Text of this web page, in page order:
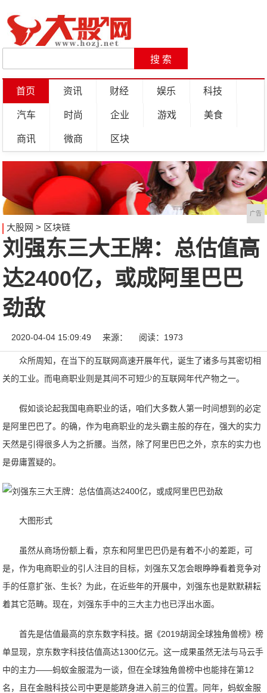
首页 资讯 财经 娱乐 科技
汽车 时尚 企业 游戏 美食
商讯 微商 区块
广告
大股网 > 区块链
刘强东三大王牌：总估值高
达2400亿，或成阿里巴巴
劲敌
2020-04-04 15:09:49 来源： 阅读：1973
众所周知，在当下的互联网高速开展年代，诞生了诸多与其密切相
关的工业。而电商职业则是其间不可短少的互联网年代产物之一。
假如谈论起我国电商职业的话，咱们大多数人第一时间想到的必定
是阿里巴巴了。的确，作为电商职业的龙头霸主般的存在，强大的实力
天然是引得很多人为之折腰。当然，除了阿里巴巴之外，京东的实力也
是毋庸置疑的。
大图形式
虽然从商场份额上看，京东和阿里巴巴仍是有着不小的差距，可
是，作为电商职业的引人注目的目标，刘强东又怎会眼睁睁看着竞争对
手的任意扩张、生长？为此，在近些年的开展中，刘强东也是默默耕耘
着其它范畴。现在，刘强东手中的三大主力也已浮出水面。
首先是估值最高的京东数字科技。据《2019胡润全球独角兽榜》榜
单显现，京东数字科技估值高达1300亿元。这一成果虽然无法与马云手
中的主力——蚂蚁金服混为一谈，但在全球独角兽榜中也能排在第12
名，且在金融科技公司中更是能跻身进入前三的位置。同年，蚂蚁金服